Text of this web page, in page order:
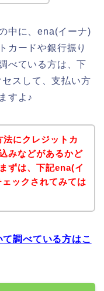
中に、ena(イーナ)
カードや銀行振り
べている方は、下
スして、支払い方
すよ♪
にクレジットカ
みなどがあるかど
ずは、下記ena(イ
ックされてみては
調べている方はこ